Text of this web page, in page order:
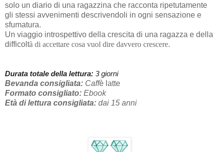
solo un diario di una ragazzina che racconta ripetutamente
gli stessi avvenimenti descrivendoli in ogni sensazione e
sfumatura.
Un viaggio introspettivo della crescita di una ragazza e della
difficoltà di accettare cosa vuol dire davvero crescere.
Durata totale della lettura: 3 giorni
Bevanda consigliata: Caffè latte
Formato consigliato: Ebook
Età di lettura consigliata: dai 15 anni